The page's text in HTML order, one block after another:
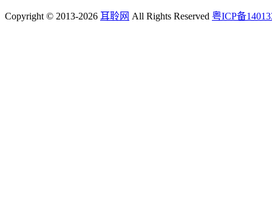
Copyright © 2013-2026 耳聆网 All Rights Reserved 粤ICP备